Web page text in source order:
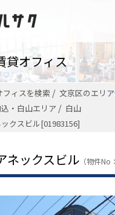
貸オフィス
フィスを検索 文京区のエリ
・白山エリア
白山
クスビル[01983156]
ネックスビル （物件No